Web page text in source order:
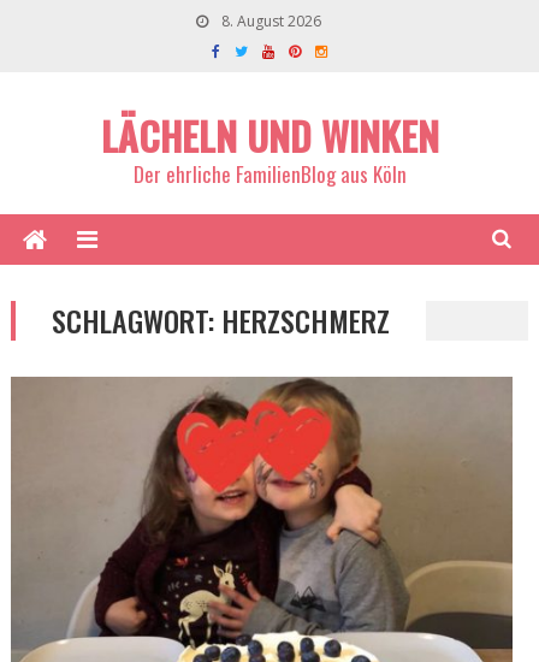
8. August 2026
LÄCHELN UND WINKEN
Der ehrliche FamilienBlog aus Köln
SCHLAGWORT: HERZSCHMERZ